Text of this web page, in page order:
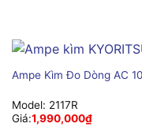
Ampe Kìm Đo Dòng AC
Model: 2117R
Giá:1,990,000₫